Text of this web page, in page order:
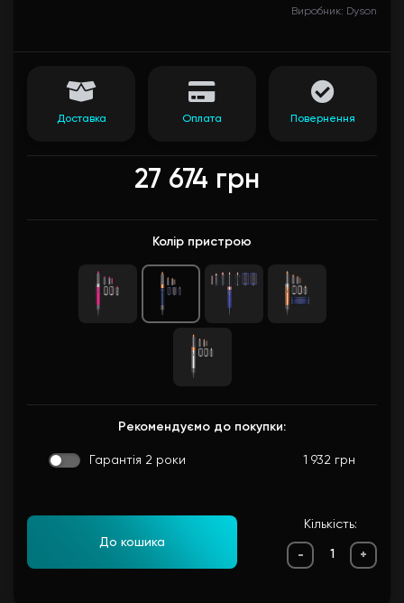
Виробник: Dyson
27 674 грн
Колір пристрою
Рекомендуємо до покупки:
Гарантія 2 роки 1 932 грн
До кошика
Кількість:
- +
Доставка Оплата Повернення